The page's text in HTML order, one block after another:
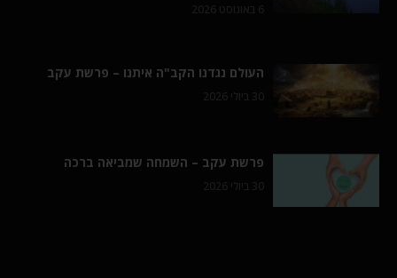
6 באוגוסט 2026
העולם נגדנו הקב"ה איתנו – פרשת עקב
30 ביולי 2026
פרשת עקב – השמחה שמביאה ברכה
30 ביולי 2026